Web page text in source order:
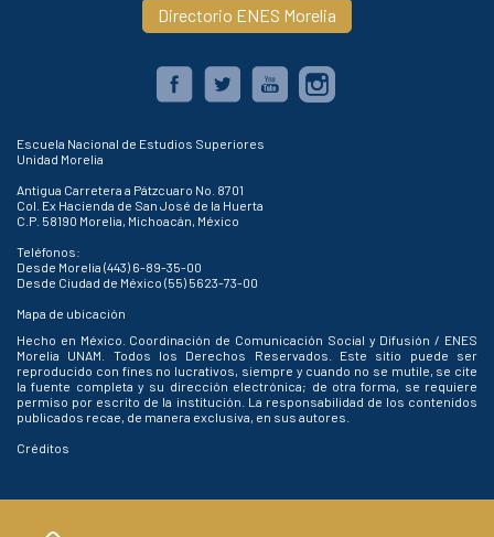
Directorio ENES Morelia
Escuela Nacional de Estudios Superiores
Unidad Morelia
Antigua Carretera a Pátzcuaro No. 8701
Col. Ex Hacienda de San José de la Huerta
C.P. 58190 Morelia, Michoacán, México
Teléfonos:
Desde Morelia (443) 6-89-35-00
Desde Ciudad de México (55) 5623-73-00
Mapa de ubicación
Hecho en México. Coordinación de Comunicación Social y Difusión / ENES
Morelia UNAM. Todos los Derechos Reservados. Este sitio puede ser
reproducido con fines no lucrativos, siempre y cuando no se mutile, se cite
la fuente completa y su dirección electrónica; de otra forma, se requiere
permiso por escrito de la institución. La responsabilidad de los contenidos
publicados recae, de manera exclusiva, en sus autores.
Créditos